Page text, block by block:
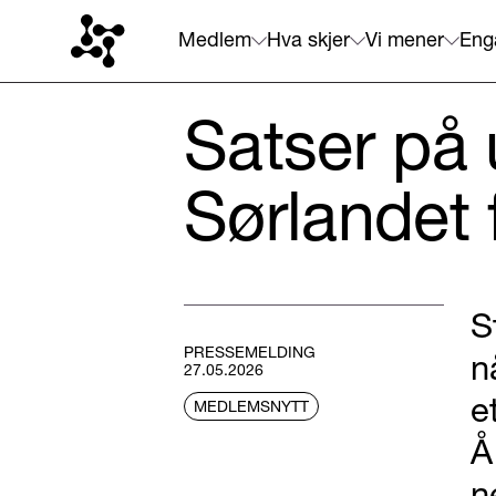
Medlem Hva skjer Vi mener
Satser på
Sørlandet
PRESSEMELDING
27.05.2026
MEDLEMSNYTT